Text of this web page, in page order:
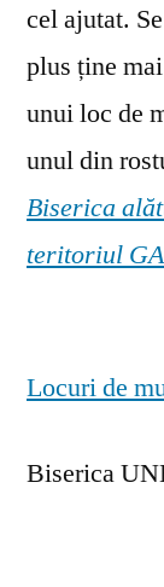
cel ajutat.
plus ține
unui loc de
unul din
Biserica
teritoriul
Locuri de
Biserica